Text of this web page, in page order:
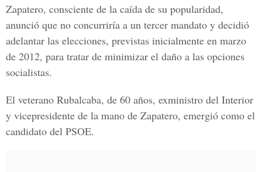
Zapatero, consciente de la caída de su popularidad,
anunció que no concurriría a un tercer mandato y decidió
adelantar las elecciones, previstas inicialmente en marzo
de 2012, para tratar de minimizar el daño a las opciones
socialistas.
El veterano Rubalcaba, de 60 años, exministro del Interior
y vicepresidente de la mano de Zapatero, emergió como el
candidato del PSOE.